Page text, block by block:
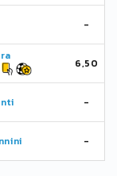
-
6,50
-
-